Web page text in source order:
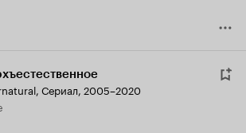
, Сериал, 2005–2020